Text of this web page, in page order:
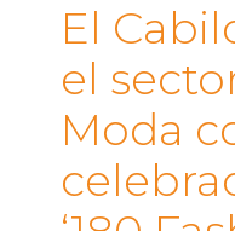
El
el
Moda